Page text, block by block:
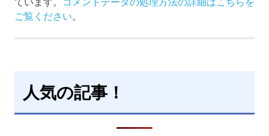
ご覧ください。
人気の記事！